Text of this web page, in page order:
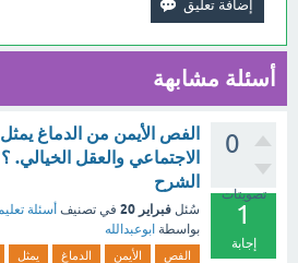
أسئلة مشابهة
0
تصويتات
1
إجابة
الفص الأيمن من الدماغ
الاجتماعي والعقل الخيالي.
الشرح
سُئل فبراير 20 في تصنيف أسئلة
بواسطة ابوعبدالله
الفص الأيمن الدماغ يمثل